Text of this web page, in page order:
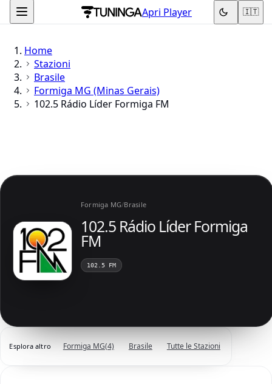
Apri Player 🇮🇹
Home
Stazioni
Brasile
Formiga MG (Minas Gerais)
102.5 Rádio Líder Formiga FM
Formiga MG/Brasile
102.5 Rádio Líder Formiga
FM
102.5 FM
Esplora altro Formiga MG(4) Brasile Tutte le Stazioni